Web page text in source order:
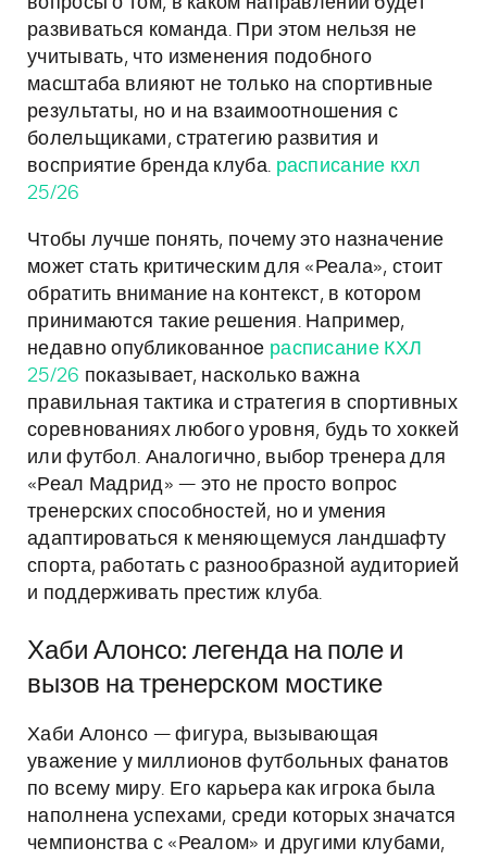
развиваться команда. При этом нельзя не
учитывать, что изменения подобного
масштаба влияют не только на спортивные
результаты, но и на взаимоотношения с
болельщиками, стратегию развития и
восприятие бренда клуба. расписание кхл
25/26
Чтобы лучше понять, почему это назначение
может стать критическим для «Реала», стоит
обратить внимание на контекст, в котором
принимаются такие решения. Например,
недавно опубликованное расписание КХЛ
25/26 показывает, насколько важна
правильная тактика и стратегия в спортивных
соревнованиях любого уровня, будь то хоккей
или футбол. Аналогично, выбор тренера для
«Реал Мадрид» — это не просто вопрос
тренерских способностей, но и умения
адаптироваться к меняющемуся ландшафту
спорта, работать с разнообразной аудиторией
и поддерживать престиж клуба.
Хаби Алонсо: легенда на поле и
вызов на тренерском мостике
Хаби Алонсо — фигура, вызывающая
уважение у миллионов футбольных фанатов
по всему миру. Его карьера как игрока была
наполнена успехами, среди которых значатся
чемпионства с «Реалом» и другими клубами,